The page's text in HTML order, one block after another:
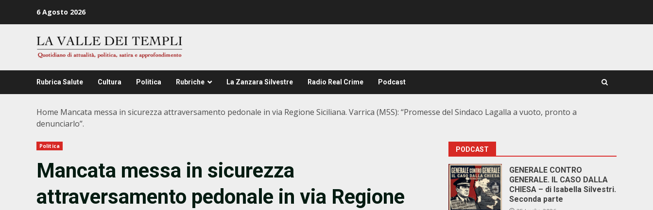
6 Agosto 2026
Rubrica Salute Cultura Politica Rubriche La Zanzara Silvestre Radio Real Crime Podcast
Home Mancata messa in sicurezza attraversamento pedonale in via Regione Siciliana. Varrica (M5S): “Promesse del Sindaco Lagalla a vuoto, pronto a
denunciarlo”.
Politica
Mancata messa in sicurezza
attraversamento pedonale in via Regione
PODCAST
GENERALE CONTRO
GENERALE. IL CASO DALLA
CHIESA – di Isabella Silvestri.
Seconda parte